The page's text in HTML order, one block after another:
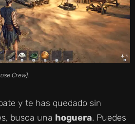
Crew).
y te has quedado sin
busca una hoguera. Puedes